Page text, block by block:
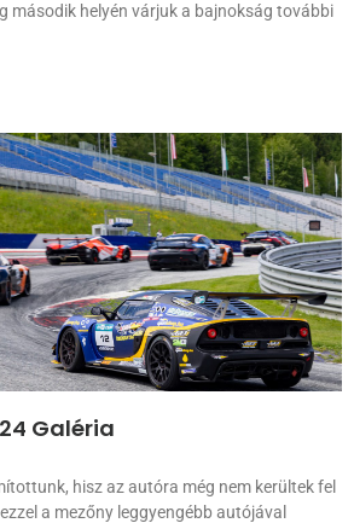
második helyén várjuk a bajnokság további
Galéria
hisz az autóra még nem kerültek fel
a mezőny leggyengébb autójával